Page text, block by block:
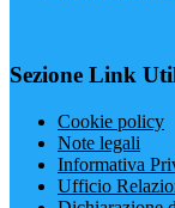
Sezione Link
Cookie policy
Note legali
Informativa
Ufficio